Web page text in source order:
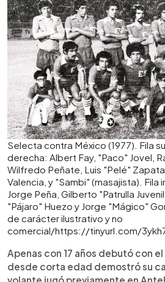
Selecta contra México (1977). Fila
derecha: Albert Fay, "Paco" Jovel,
Wilfredo Peñate, Luis "Pelé"
Valencia, y "Sambi" (masajista). Fila
Jorge Peña, Gilberto "Patrulla
"Pájaro" Huezo y Jorge "Mágico"
de carácter ilustrativo y no
comercial/https://tinyurl.com/
Apenas con 17 años debutó con
desde corta edad demostró su